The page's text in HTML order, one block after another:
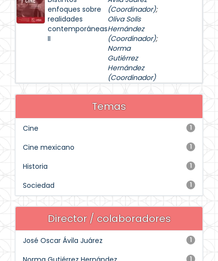
enfoques sobre
realidades
contemporáneas
II
(Coordinador);
Oliva Solís
Hernández
(Coordinador);
Norma
Gutiérrez
Hernández
(Coordinador)
Temas
1
Cine
1
Cine mexicano
1
Historia
1
Sociedad
Director / colaboradores
1
José Oscar Ávila Juárez
1